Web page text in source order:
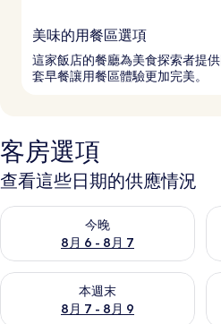
美味的用餐區選項
這家飯店的餐廳為美食探索者提
套早餐讓用餐區體驗更加完美。
客房選項
查看這些日期的供應情況
今晚
8月 6 - 8月 7
查看今晚 (8月 6 - 8月 7) 的供應情況
本週末
8月 7 - 8月 9
查看本週末 (8月 7 - 8月 9) 的供應情